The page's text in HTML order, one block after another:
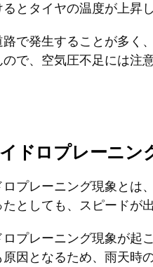
るとタイヤの温度が上昇
路で発生することが多く
ので、空気圧不足には注
ドロプレーニン
ロプレーニング現象とは
たとしても、スピードが
ロプレーニング現象が起
因となるため、雨天時